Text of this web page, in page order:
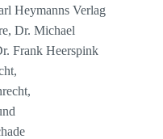
Heymanns Verlag
Dr. Michael
Frank Heerspink